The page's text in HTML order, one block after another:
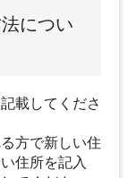
につい
載してくださ
方で新しい住
住所を記入